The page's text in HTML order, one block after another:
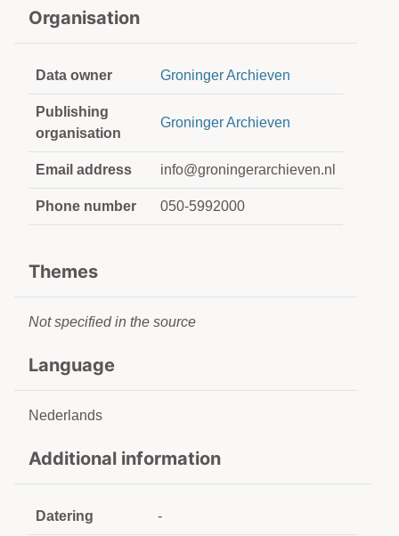
Organisation
Data owner Groninger Archieven
Publishing
organisation
Groninger Archieven
Email address info@groningerarchieven.nl
Phone number 050-5992000
Themes
Not specified in the source
Language
Nederlands
Additional information
Datering -